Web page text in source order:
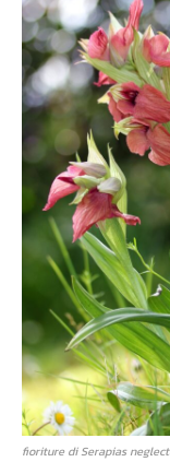
fioriture di Serapias